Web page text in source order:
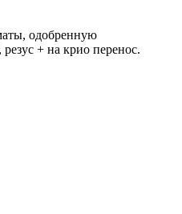
одобренную
+ на крио перенос.